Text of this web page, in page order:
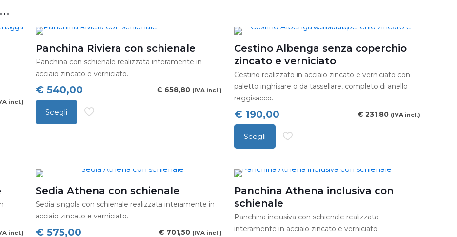
incl.)
Panchina Riviera con schienale
Panchina con schienale realizzata interamente in
acciaio zincato e verniciato.
€ 540,00 € 658,80 (IVA incl.)
Scegli
Questo
varianti.
Le
opzioni
possono
essere
Cestino Albenga senza coperchio
zincato e verniciato
Cestino realizzato in acciaio zincato e verniciato con
paletto inghisare o da tassellare, completo di anello
reggisacco.
€190,00 € 231,80 (IVA incl.)
Scegli
Questo
ha
varianti.
opzioni
incl.)
Sedia Athena con schienale
Sedia singola con schienale realizzata interamente in
acciaio zincato e verniciato.
€ 575,00 € 701,50 (IVA incl.)
Panchina Athena inclusiva con
schienale
Panchina inclusiva con schienale realizzata
interamente in acciaio zincato e verniciato.